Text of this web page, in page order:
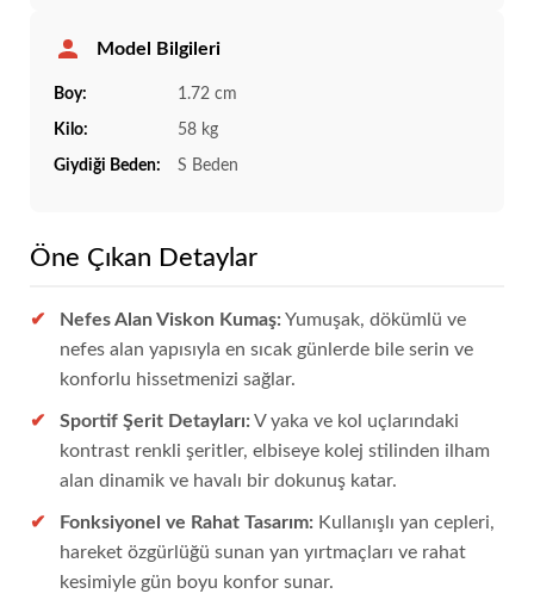
Model Bilgileri
Boy: 1.72 cm
Kilo: 58 kg
Giydiği Beden: S Beden
Öne Çıkan Detaylar
Nefes Alan Viskon Kumaş: Yumuşak, dökümlü ve
nefes alan yapısıyla en sıcak günlerde bile serin ve
konforlu hissetmenizi sağlar.
Sportif Şerit Detayları: V yaka ve kol uçlarındaki
kontrast renkli şeritler, elbiseye kolej stilinden ilham
alan dinamik ve havalı bir dokunuş katar.
Fonksiyonel ve Rahat Tasarım: Kullanışlı yan cepleri,
hareket özgürlüğü sunan yan yırtmaçları ve rahat
kesimiyle gün boyu konfor sunar.